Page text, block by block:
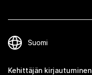
Kehittäjän kirjautuminen